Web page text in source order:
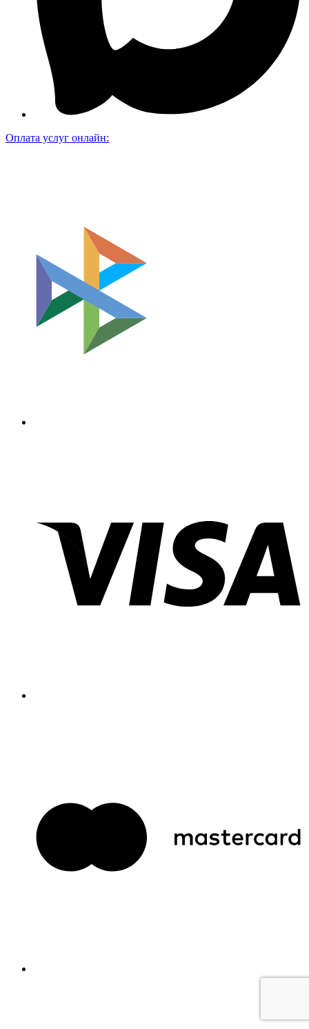
Оплата услуг онлайн: